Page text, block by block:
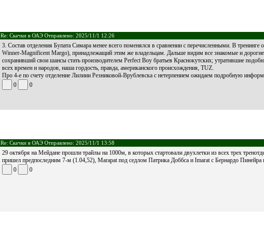
Re: Скачки в ОАЭ Отправлено: 2025/11/1 12:26
3. Состав отделения Бупата Симара менее всего поменялся в сравнении с перечисленными. В
Winner-Magnificent Margo), принадлежащий этим же владельцам. Дальше видим все знакомые и
сохранивший свои шансы стать производителем Perfect Boy братьев Краснокутских; утратившие
всех времен и народов, наша гордость, правда, американского происхождения, TUZ.
Про 4-е по счету отделение Лилиии Резниковой-Врублевска с нетерпением ожидаем подробную
0
0
Re: Скачки в ОАЭ Отправлено: 2025/11/1 13:58
29 октября на Мейдане прошли трайлы на 1000м, в которых стартовали двухлетки из всех трех
пришел предпоследним 7-м (1.04,52), Marapat под седлом Патрика Доббса и Imarat с Бернардо Пинейра
0
0